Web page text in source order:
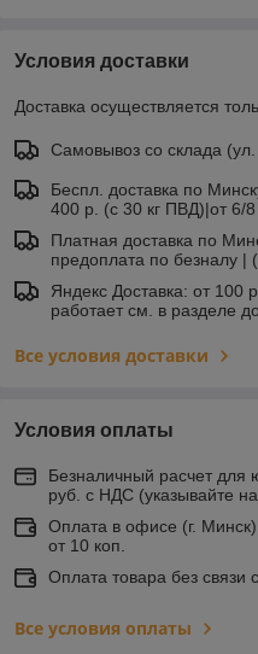
Условия доставки
Доставка осуществляется
Самовывоз со склада
Беспл. доставка по
400 р. (с 30 кг ПВД)|от 6/
Платная доставка по
предоплата по безналу |
Яндекс Доставка: от 100
работает см. в разделе
Все условия доставки
Условия оплаты
Безналичный расчет для
руб. с НДС (указывайте
Оплата в офисе (г.
от 10 коп.
Оплата товара без связи
Все условия оплаты